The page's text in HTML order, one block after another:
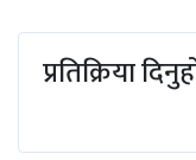
प्रतिक्रिया